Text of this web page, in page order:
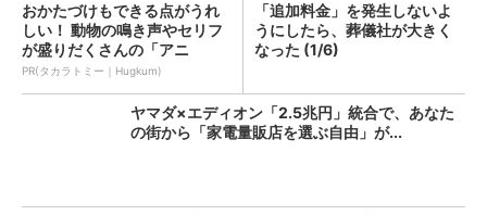
おかたづけもできる点がうれ
しい！ 動物の鳴き声やセリフ
が盛りだくさんの「アニ
ア ...
PR(タカラトミー｜Hugkum)
「追加料金」を発生しないよ
うにしたら、葬儀社が大きく
なった (1/6)
ヤマダ×エディオン「2.5兆円」統合で、あなた
の街から「家電量販店を選ぶ自由」が...